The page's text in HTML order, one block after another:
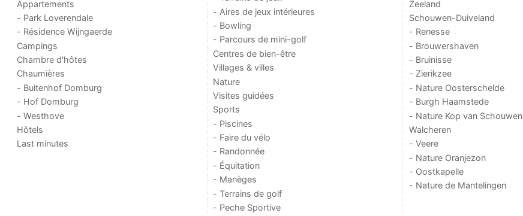
Appartements
- Park Loverendale
- Résidence Wijngaerde
Campings
Chambre d'hôtes
Chaumières
- Buitenhof Domburg
- Hof Domburg
- Westhove
Hôtels
Last minutes
- Aires de jeux intérieures
- Bowling
- Parcours de mini-golf
Centres de bien-être
Villages & villes
Nature
Visites guidées
Sports
- Piscines
- Faire du vélo
- Randonnée
- Équitation
- Manèges
- Terrains de golf
- Peche Sportive
Zeeland
Schouwen-Duiveland
- Renesse
- Brouwershaven
- Bruinisse
- Zierikzee
- Nature Oosterschelde
- Burgh Haamstede
- Nature Kop van Schouwen
Walcheren
- Veere
- Nature Oranjezon
- Oostkapelle
- Nature de Mantelingen